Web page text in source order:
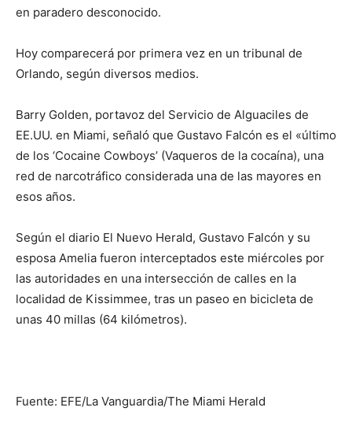
en paradero desconocido.
Hoy comparecerá por primera vez en un tribunal de
Orlando, según diversos medios.
Barry Golden, portavoz del Servicio de Alguaciles de
EE.UU. en Miami, señaló que Gustavo Falcón es el «último
de los ‘Cocaine Cowboys’ (Vaqueros de la cocaína), una
red de narcotráfico considerada una de las mayores en
esos años.
Según el diario El Nuevo Herald, Gustavo Falcón y su
esposa Amelia fueron interceptados este miércoles por
las autoridades en una intersección de calles en la
localidad de Kissimmee, tras un paseo en bicicleta de
unas 40 millas (64 kilómetros).
Fuente: EFE/La Vanguardia/The Miami Herald